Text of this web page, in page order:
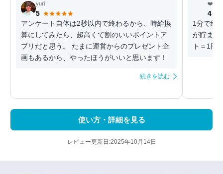
yuri
5
アンケート自体は2秒以内で終わるから、時給換
算にしてみたら、超高くて割のいいポイントア
プリだと思う。 たまに運営からのプレゼント企
画もあるから、やったほうがいいと思います！
続きを読む
❤️押
4
1分で終
が貯まっ
ト＝1円
使い方・詳細を見る
レビュー更新日:2025年10月14日